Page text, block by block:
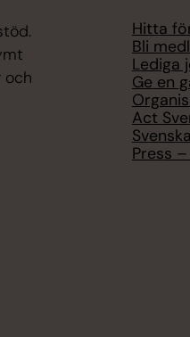
och
Hitta
Bli
Lediga
Ge en
Act
Press